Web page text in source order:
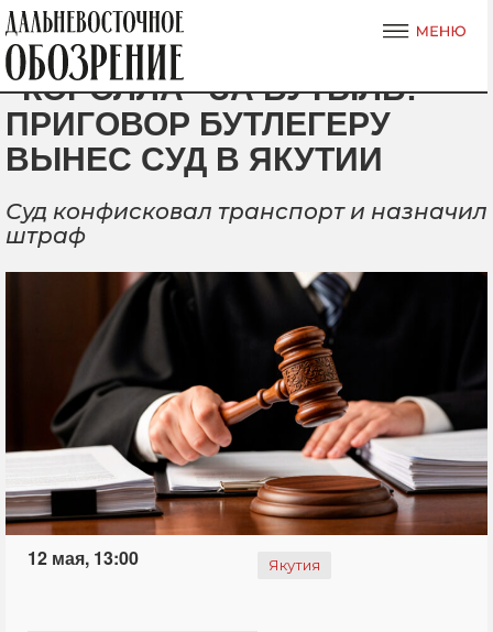
“КОРОЛЛА” ЗА БУТЫЛЬ:
ПРИГОВОР БУТЛЕГЕРУ
ВЫНЕС СУД В ЯКУТИИ
Суд конфисковал транспорт и назначил
штраф
12 мая, 13:00 Якутия